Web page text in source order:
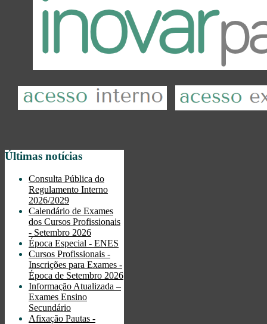
Últimas notícias
Consulta Pública do
Regulamento Interno
2026/2029
Calendário de Exames
dos Cursos Profissionais
- Setembro 2026
Época Especial - ENES
Cursos Profissionais -
Inscrições para Exames -
Época de Setembro 2026
Informação Atualizada –
Exames Ensino
Secundário
Afixação Pautas -